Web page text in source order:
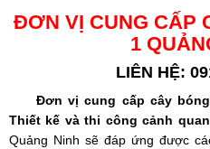
ĐƠN VỊ CUNG CẤP
1
LIÊN HỆ:
Đơn vị cung cấp cây bóng
Thiết kế và thi công cảnh
Quảng Ninh sẽ đáp ứng được